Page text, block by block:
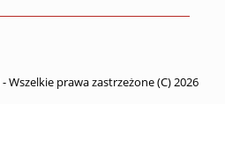
- Wszelkie prawa zastrzeżone (C) 2026